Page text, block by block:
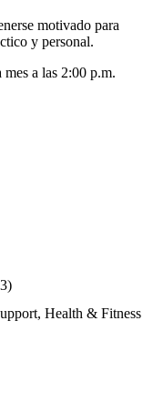
motivado para
y personal.
mes a las 2:00 p.m.
Health & Fitness